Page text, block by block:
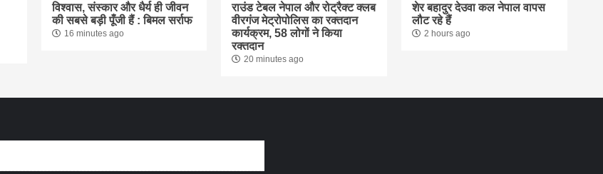
विश्वास, संस्कार और धैर्य ही जीवन
की सबसे बड़ी पूँजी हैं : बिमल सर्राफ
16 minutes ago
राउंड टेबल नेपाल और रोट्रैक्ट क्लब
वीरगंज मेट्रोपोलिस का रक्तदान
कार्यक्रम, 58 लोगों ने किया
रक्तदान
20 minutes ago
शेर बहादुर देउवा कल नेपाल वापस
लौट रहे हैं
2 hours ago